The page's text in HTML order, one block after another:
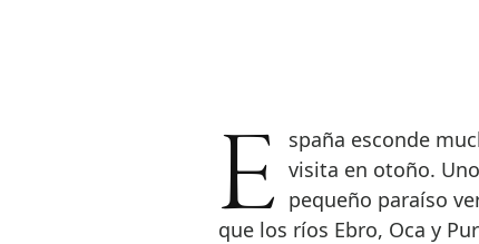
España esconde muchos rincones desconocidos que bien merecen una visita en otoño.
pequeño paraíso
que los ríos Ebro, Oca y